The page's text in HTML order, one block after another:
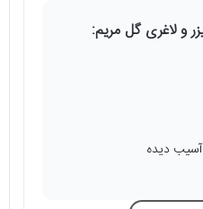
و لاغری گل مریم:
دیده